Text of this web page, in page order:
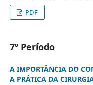
PDF
7º Período
A IMPORTÂNCIA DO
A PRÁTICA DA